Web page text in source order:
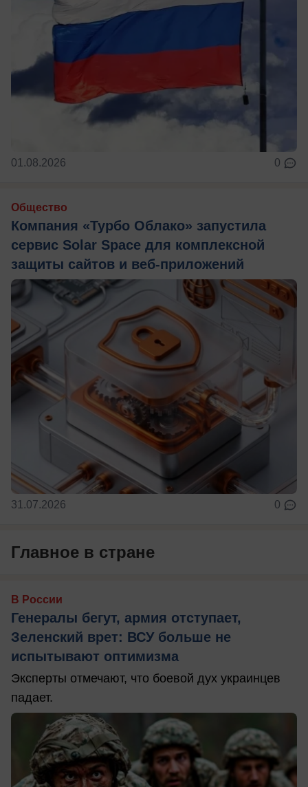
01.08.2026 0
Общество
Компания «Турбо Облако» запустила
сервис Solar Space для комплексной
защиты сайтов и веб-приложений
31.07.2026 0
Главное в стране
В России
Генералы бегут, армия отступает,
Зеленский врет: ВСУ больше не
испытывают оптимизма
Эксперты отмечают, что боевой дух украинцев
падает.